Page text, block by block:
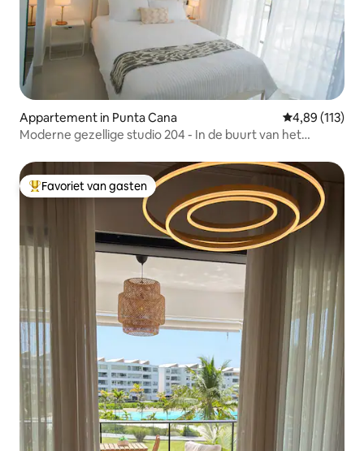
Appartement in Punta Cana Gemiddelde
4,89 (113)
Moderne gezellige studio 204 - In de buurt van het
Topfavoriet van gasten
Favoriet van gasten